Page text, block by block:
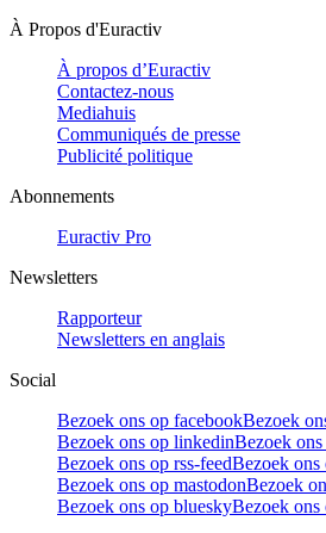
À Propos d'Euractiv
À propos d’Euractiv
Contactez-nous
Mediahuis
Communiqués de presse
Publicité politique
Abonnements
Euractiv Pro
Newsletters
Rapporteur
Newsletters en anglais
Social
Bezoek ons op facebookBezoek
Bezoek ons op linkedinBezoek
Bezoek ons op rss-feedBezoek ons
Bezoek ons op mastodonBezoek
Bezoek ons op blueskyBezoek ons